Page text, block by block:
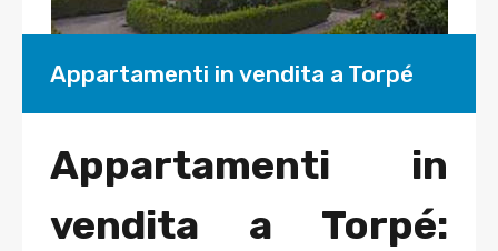
Appartamenti in vendita a Torpé
Appartamenti in
vendita a Torpé: